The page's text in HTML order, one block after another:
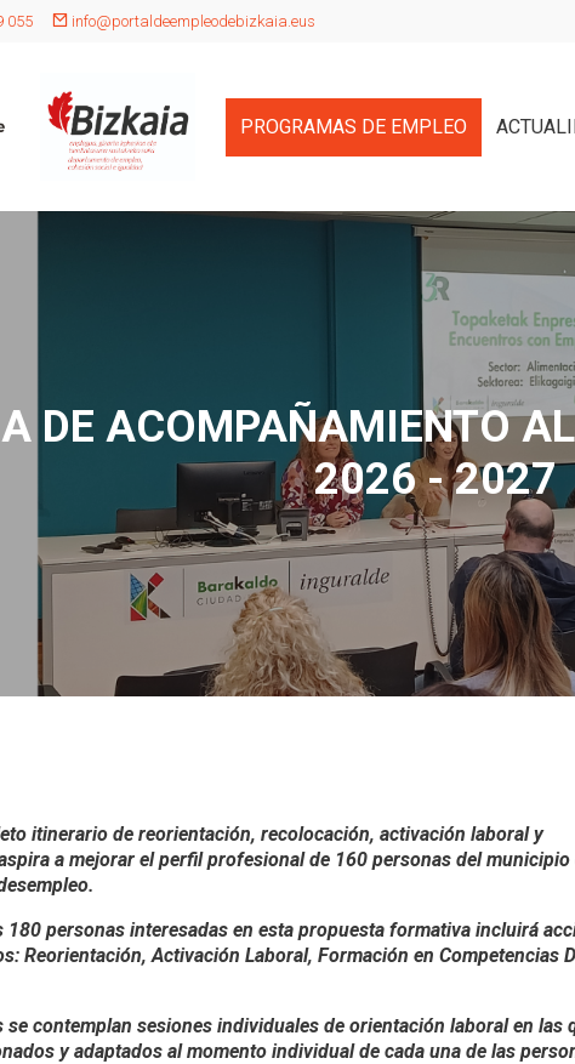
055 info@portaldeempleodebizkaia.eus
PROGRAMAS DE EMPLEO
DE ACOMPAÑAMIENTO
2026 - 2027
itinerario de reorientación, recolocación, activación laboral y
a mejorar el perfil profesional de 160 personas del municipio
personas interesadas en esta propuesta formativa incluirá
Reorientación, Activación Laboral, Formación en Competencias
contemplan sesiones individuales de orientación laboral en las
y adaptados al momento individual de cada una de las